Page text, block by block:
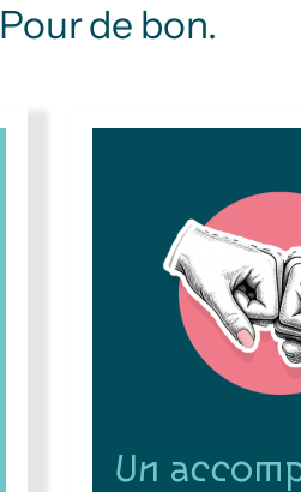
de bon.
Un